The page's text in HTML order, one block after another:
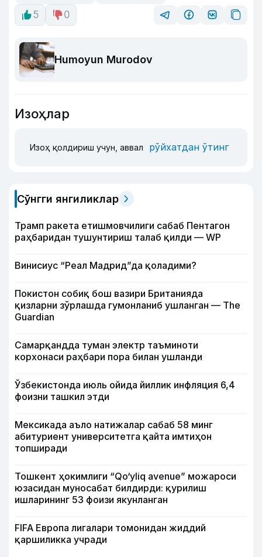
5
0
Humoyun Murodov
Изоҳлар
Изоҳ қолдириш учун, аввал рўйхатдан ўтинг
Сўнгги янгиликлар
Трамп ракета етишмовчилиги сабаб Пентагон
раҳбаридан тушунтириш талаб қилди — WP
Винисиус “Реал Мадрид”да қоладими?
Покистон собиқ бош вазири Британияда
қизларни зўрлашда гумонланиб ушланган — The
Guardian
Самарқандда туман электр таъминоти
корхонаси раҳбари пора билан ушланди
Ўзбекистонда июль ойида йиллик инфляция 6,4
фоизни ташкил этди
Мексикада аъло натижалар сабаб 58 минг
абитуриент университетга қайта имтиҳон
топширади
Тошкент ҳокимлиги “Qo‘yliq avenue” можароси
юзасидан муносабат билдирди: қурилиш
ишларининг 53 фоизи якунланган
FIFA Европа лигалари томонидан жиддий
қаршиликка учради